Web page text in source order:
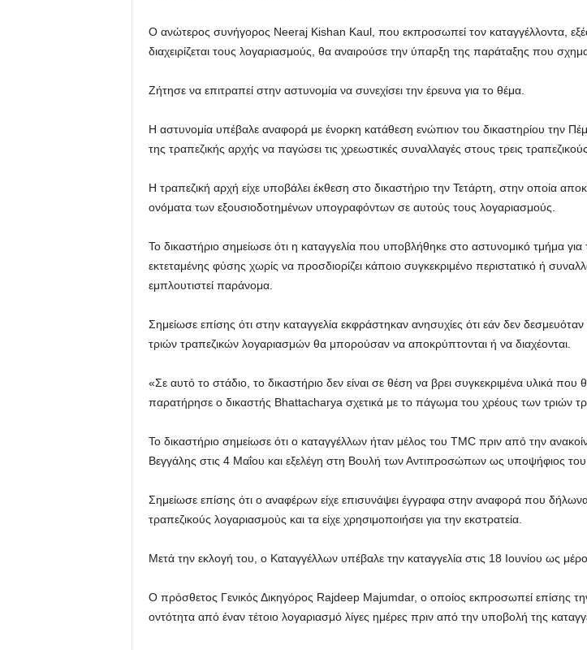
Ο ανώτερος συνήγορος Neeraj Kishan Kaul, που εκπροσωπεί τον καταγγέλλοντα,
διαχειρίζεται τους λογαριασμούς, θα αναιρούσε την ύπαρξη της παράταξης που
Ζήτησε να επιτραπεί στην αστυνομία να συνεχίσει την έρευνα για το θέμα.
Η αστυνομία υπέβαλε αναφορά με ένορκη κατάθεση ενώπιον του δικαστηρίου την
της τραπεζικής αρχής να παγώσει τις χρεωστικές συναλλαγές στους τρεις
Η τραπεζική αρχή είχε υποβάλει έκθεση στο δικαστήριο την Τετάρτη, στην οποία
ονόματα των εξουσιοδοτημένων υπογραφόντων σε αυτούς τους λογαριασμούς.
Το δικαστήριο σημείωσε ότι η καταγγελία που υποβλήθηκε στο αστυνομικό τμήμα
εκτεταμένης φύσης χωρίς να προσδιορίζει κάποιο συγκεκριμένο περιστατικό ή
εμπλουτιστεί παράνομα.
Σημείωσε επίσης ότι στην καταγγελία εκφράστηκαν ανησυχίες ότι εάν δεν
τριών τραπεζικών λογαριασμών θα μπορούσαν να αποκρύπτονται ή να διαχέονται.
«Σε αυτό το στάδιο, το δικαστήριο δεν είναι σε θέση να βρει συγκεκριμένα υλικά
παρατήρησε ο δικαστής Bhattacharya σχετικά με το πάγωμα του χρέους των τριών
Το δικαστήριο σημείωσε ότι ο καταγγέλλων ήταν μέλος του TMC πριν από την
Βεγγάλης στις 4 Μαΐου και εξελέγη στη Βουλή των Αντιπροσώπων ως υποψήφιος του
Σημείωσε επίσης ότι ο αναφέρων είχε επισυνάψει έγγραφα στην αναφορά που
τραπεζικούς λογαριασμούς και τα είχε χρησιμοποιήσει για την εκστρατεία.
Μετά την εκλογή του, ο Καταγγέλλων υπέβαλε την καταγγελία στις 18 Ιουνίου ως
Ο πρόσθετος Γενικός Δικηγόρος Rajdeep Majumdar, ο οποίος εκπροσωπεί επίσης
οντότητα από έναν τέτοιο λογαριασμό λίγες ημέρες πριν από την υποβολή της